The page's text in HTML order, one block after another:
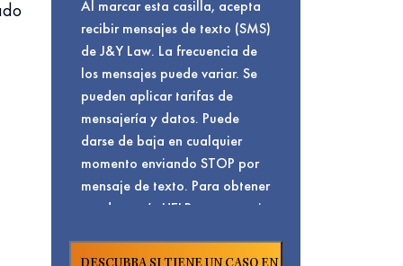
Al marcar esta casilla, acepta
recibir mensajes de texto (SMS)
de J&Y Law. La frecuencia de
los mensajes puede variar. Se
pueden aplicar tarifas de
mensajería y datos. Puede
darse de baja en cualquier
momento enviando STOP por
mensaje de texto. Para obtener
ayuda, envíe HELP por mensaje